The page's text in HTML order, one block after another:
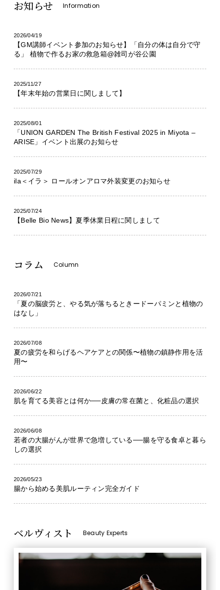
お知らせ Information
2026/04/19
【GM講師イベント参加のお知らせ】「自分の体は自分で守
る」 植物で作るお家の救急箱@雑司が谷公園
2025/11/27
【年末年始の営業日に関しまして】
2025/08/01
「UNION GARDEN The British Festival 2025 in Miyota –
ARISE」イベント出展のお知らせ
2025/07/29
ila＜イラ＞ ロールオンアロマ外装変更のお知らせ
2025/07/24
【Belle Bio News】夏季休業日程に関しまして
コラム Column
2026/07/21
「夏の脳疲労と、やる気が落ちるときードーパミンと植物の
はなし」
2026/07/08
夏の疲労を和らげるヘアケアとの関係〜植物の鎮静作用を活
用〜
2026/06/22
肌を育てる美容とは何か──皮膚の常在菌と、化粧品の選択
2026/06/08
若者の大腸がんが世界で急増している──腸を守る食卓と暮ら
しの選択
2026/05/23
腸から始める美肌ルーティン完全ガイド
ベルヴィスト Beauty Experts